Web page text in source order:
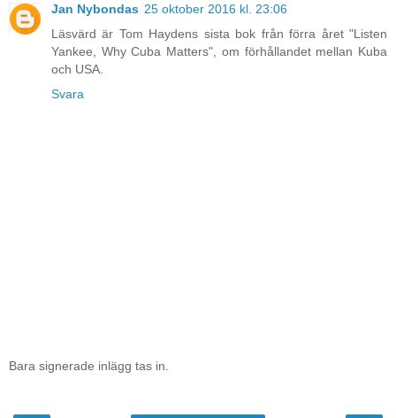
Jan Nybondas 25 oktober 2016 kl. 23:06
Läsvärd är Tom Haydens sista bok från förra året "Listen
Yankee, Why Cuba Matters", om förhållandet mellan Kuba
och USA.
Svara
Bara signerade inlägg tas in.